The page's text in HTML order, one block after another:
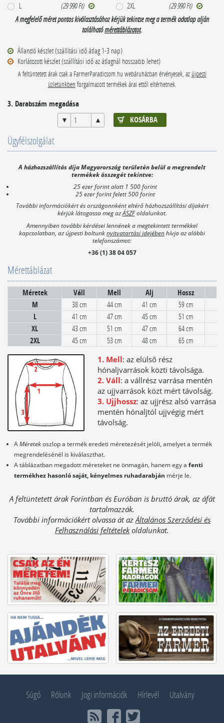
L
(29 990 Ft)
2XL
(29 990 Ft)
A megfelelő méret pontos kiválasztásához kérjük tekintse meg a termék adatlap alján
találhatómérettáblázatot.
Állandó készlet (szállítási idő átlag 1-3 nap)
Korlátozott készlet (szállítási idő az átlagnál hosszabb lehet)
A feltüntetett árak csak a FarmerParadicsom.hu webáruházban érvényesek, az újpesti
üzletünkben forgalmazott termékek árai ettől eltérhetnek.
3. Darabszám megadása
Ügyfélszolgálat
A házhozszállítás díja Magyarország területén belül a megrendelt
termékek összegét tekintve:
25 ezer forint alatt 1 500 forint
25 ezer forint felett 500 forint
További információkért és országonnként eltérő házhozszállítási díjakért
kérjük látogassa meg azÁSZFoldalunkat.
Amennyiben további kérdései lennének a megtekintett termékkel
kapcsolatban, az újpesti boltunknyitvatartási idejébenhívja az alábbi
telefonszámot:
+36 (1) 38 04 057
Mérettáblázat
Méretek Váll Mell Alj Hossz
M
38 cm 44 cm 41 cm 59 cm
L 41 cm 47 cm 45 cm 51 cm
XL 43 cm 51 cm 47 cm 64 cm
2XL 45 cm 53 cm 48 cm 65 cm
1. Mell: az elülső rész
hónaljvarrások közti távolsága.
2. Váll: a vállrész varrása mentén
az ujjvarrások közt mért távolság.
3. Ujjhossz: az ujjrész alsó varrása
mentén hónaljtól ujjvégig mért
távolság.
AMéretekoszlop a termék eredeti méretezését jelöli, amelyet a termék
megrendelésénél is kiválaszthat.
A táblázatban megadott méreteket ne önmagán, hanem egy afenti
termékhez hasonló saját, kényelmes ruhadarabján mérje le.
A feltüntetett árak Forintban és Euróban is bruttó árak, az áfát
tartalmazzák.
További információkért olvassa át az Általános Szerződési és
Felhasználási feltételekoldalunkat.
Súgó Rólunk Jogi információk Hírlevél Utalvány